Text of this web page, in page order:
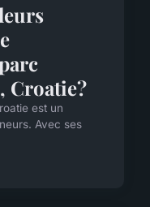
Croatie?
est un
Avec ses